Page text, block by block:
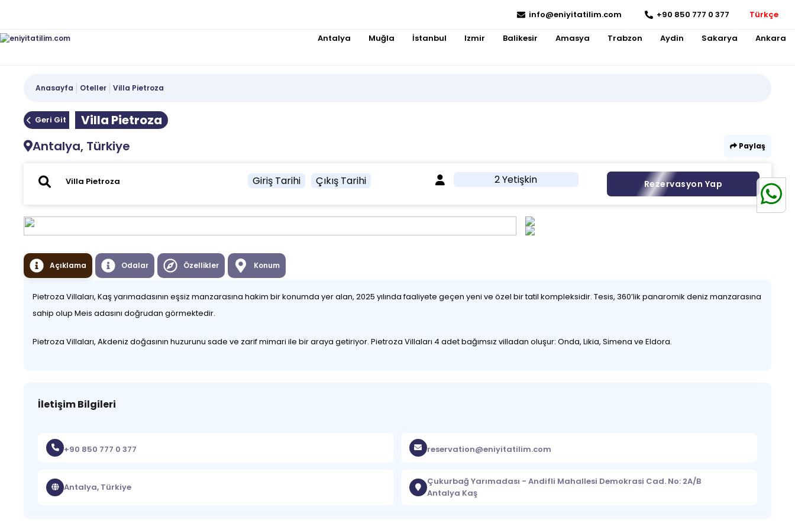
info@eniyitatilim.com +90 850 777 0 377 Türkçe
Antalya Muğla İstanbul Izmir Balikesir Amasya Trabzon Aydin Sakarya Ankara
Anasayfa Oteller Villa Pietroza
Geri Git
Villa Pietroza
Antalya, Türkiye
Paylaş
Giriş Tarihi Çıkış Tarihi 2 Yetişkin Rezervasyon Yap
Açıklama Odalar Özellikler Konum
Pietroza Villaları, Kaş yarımadasının eşsiz manzarasına hakim bir konumda yer alan, 2025 yılında faaliyete geçen yeni ve özel bir tatil kompleksidir. Tesis, 360’lik panaromik deniz manzarasına
sahip olup Meis adasını doğrudan görmektedir.
Pietroza Villaları, Akdeniz doğasının huzurunu sade ve zarif mimari ile bir araya getiriyor. Pietroza Villaları 4 adet bağımsız villadan oluşur: Onda, Likia, Simena ve Eldora.
İletişim Bilgileri
+90 850 777 0 377 reservation@eniyitatilim.com
Antalya, Türkiye
Çukurbağ Yarımadası - Andifli Mahallesi Demokrasi Cad. No: 2A/B
Antalya Kaş